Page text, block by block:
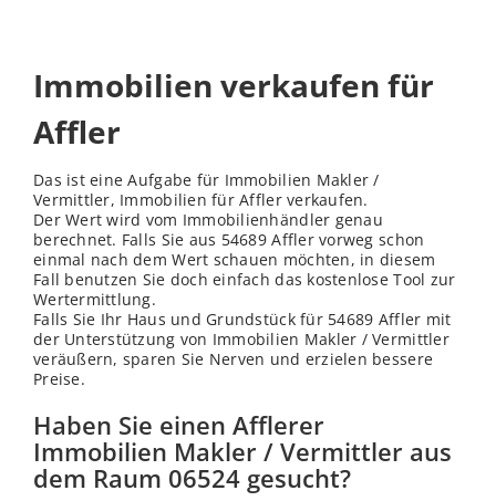
Immobilien verkaufen für
Affler
Das ist eine Aufgabe für Immobilien Makler /
Vermittler, Immobilien für Affler verkaufen.
Der Wert wird vom Immobilienhändler genau
berechnet. Falls Sie aus 54689 Affler vorweg schon
einmal nach dem Wert schauen möchten, in diesem
Fall benutzen Sie doch einfach das kostenlose Tool zur
Wertermittlung.
Falls Sie Ihr Haus und Grundstück für 54689 Affler mit
der Unterstützung von Immobilien Makler / Vermittler
veräußern, sparen Sie Nerven und erzielen bessere
Preise.
Haben Sie einen Afflerer
Immobilien Makler / Vermittler aus
dem Raum 06524 gesucht?